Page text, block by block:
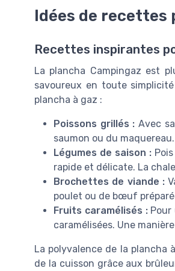
Idées de recettes
Recettes inspirantes
La plancha Campingaz est
savoureux en toute
plancha à gaz :
Poissons grillés : Avec
saumon ou du
Légumes de saison :
rapide et délicate. La
Brochettes de viande :
poulet ou de bœuf
Fruits caramélisés :Pour
caramélisées. Une
La polyvalence de la
de la cuisson grâce aux